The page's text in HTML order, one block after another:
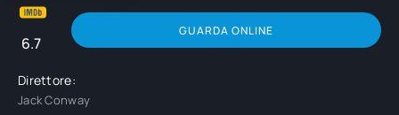
6.7
GUARDA ONLINE
Direttore:
Jack Conway